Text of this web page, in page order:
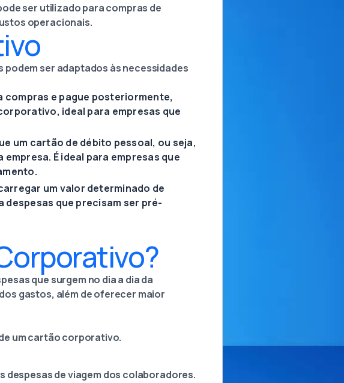
ser utilizado para compras de
operacionais.
ser adaptados às necessidades
e pague posteriormente,
ideal para empresas que
um cartão de débito pessoal, ou seja,
É ideal para empresas que
um valor determinado de
que precisam ser pré-
que surgem no dia a dia da
gastos, além de oferecer maior
um cartão corporativo.
de viagem dos colaboradores.